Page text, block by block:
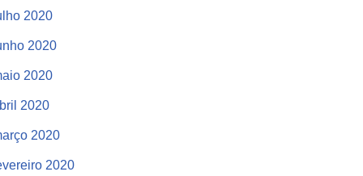
2020
2020
2020
2020
2020
2020